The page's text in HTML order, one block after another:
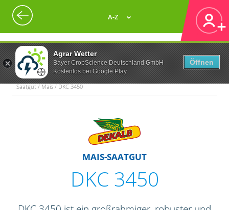
Agrar Wetter
Bayer CropScience Deutschland GmbH
Kostenlos bei Google Play
Öffnen
A-Z
Saatgut / Mais / DKC 3450
MAIS-SAATGUT
DKC 3450